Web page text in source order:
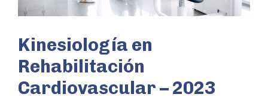
Kinesiología en
Rehabilitación
Cardiovascular – 2023